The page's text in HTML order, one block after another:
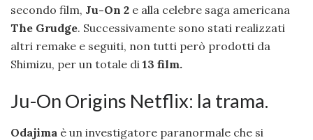
secondo film, Ju-On 2 e alla celebre saga americana
The Grudge. Successivamente sono stati realizzati
altri remake e seguiti, non tutti però prodotti da
Shimizu, per un totale di 13 film.
Ju-On Origins Netflix: la trama.
Odajima è un investigatore paranormale che si